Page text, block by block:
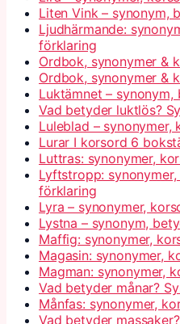
Liten Vink – synonym,
Ljudhärmande:
förklaring
Ordbok, synonymer &
Ordbok, synonymer &
Luktämnet –
Vad betyder luktlös?
Luleblad –
Lurar I korsord 6
Luttras: synonymer,
Lyftstropp:
förklaring
Lyra – synonymer,
Lystna – synonym,
Maffig: synonymer,
Magasin: synonymer,
Magman: synonymer,
Vad betyder månar?
Månfas: synonymer,
Vad betyder